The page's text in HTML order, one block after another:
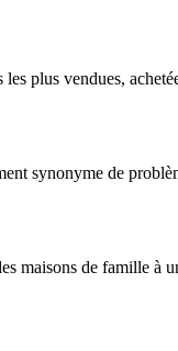
plus vendues,
synonyme de
maisons de famille à